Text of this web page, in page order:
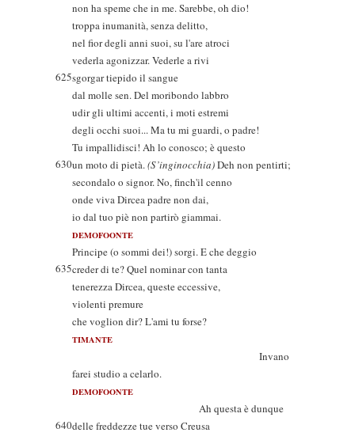
non ha speme che in me. Sarebbe, oh dio!
troppa inumanità, senza delitto,
nel fior degli anni suoi, su l'are atroci
vederla agonizzar. Vederle a rivi
625sgorgar tiepido il sangue
dal molle sen. Del moribondo labbro
udir gli ultimi accenti, i moti estremi
degli occhi suoi... Ma tu mi guardi, o padre!
Tu impallidisci! Ah lo conosco; è questo
630un moto di pietà.(S’inginocchia)Deh non pentirti;
secondalo o signor. No, finch'il cenno
onde viva Dircea padre non dai,
io dal tuo piè non partirò giammai.
DEMOFOONTE
Principe (o sommi dei!) sorgi. E che deggio
635creder di te? Quel nominar con tanta
tenerezza Dircea, queste eccessive,
violenti premure
che voglion dir? L'ami tu forse?
TIMANTE
Invano
farei studio a celarlo.
DEMOFOONTE
Ah questa è dunque
640delle freddezze tue verso Creusa